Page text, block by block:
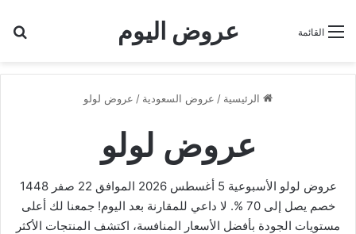
عروض اليوم القائمة
الرئيسية / عروض السعودية / عروض لولو
عروض لولو
عروض لولو الأسبوعية 5 أغسطس 2026 الموافق 22 صفر 1448
خصم يصل إلى 70 %. لا داعي للمقارنة بعد اليوم! جمعنا لك أعلى
مستويات الجودة بأفضل الأسعار المنافسة، اكتشف المنتجات الأكثر